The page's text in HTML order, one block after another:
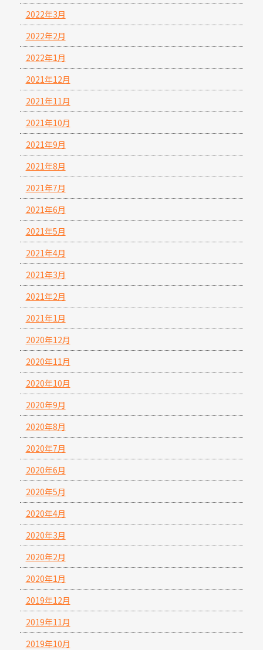
2022年3月
2022年2月
2022年1月
2021年12月
2021年11月
2021年10月
2021年9月
2021年8月
2021年7月
2021年6月
2021年5月
2021年4月
2021年3月
2021年2月
2021年1月
2020年12月
2020年11月
2020年10月
2020年9月
2020年8月
2020年7月
2020年6月
2020年5月
2020年4月
2020年3月
2020年2月
2020年1月
2019年12月
2019年11月
2019年10月